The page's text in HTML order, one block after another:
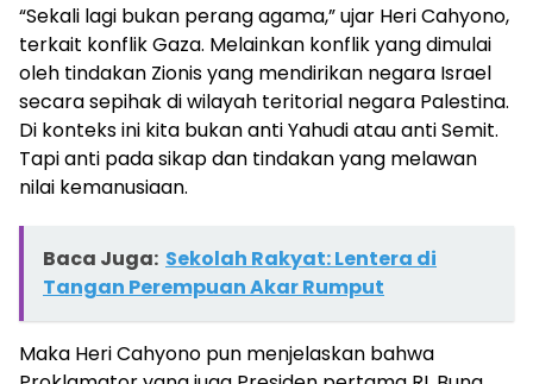
“Sekali lagi bukan perang agama,” ujar Heri Cahyono,
terkait konflik Gaza. Melainkan konflik yang dimulai
oleh tindakan Zionis yang mendirikan negara Israel
secara sepihak di wilayah teritorial negara Palestina.
Di konteks ini kita bukan anti Yahudi atau anti Semit.
Tapi anti pada sikap dan tindakan yang melawan
nilai kemanusiaan.
Baca Juga: Sekolah Rakyat: Lentera di
Tangan Perempuan Akar Rumput
Maka Heri Cahyono pun menjelaskan bahwa